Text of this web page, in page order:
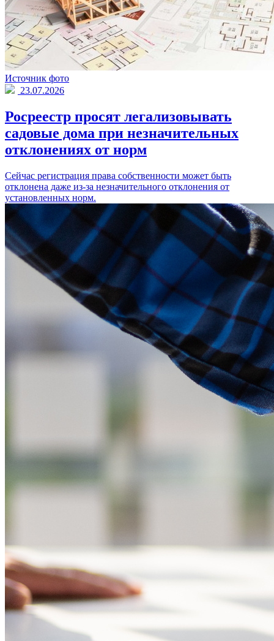
Источник фото
23.07.2026
Росреестр просят легализовывать
садовые дома при незначительных
отклонениях от норм
Сейчас регистрация права собственности может быть
отклонена даже из-за незначительного отклонения от
установленных норм.